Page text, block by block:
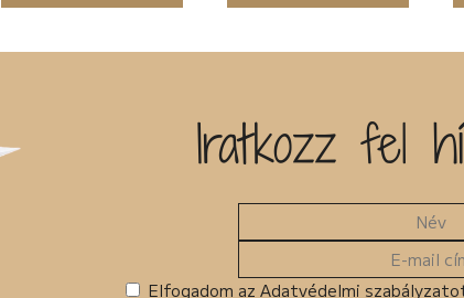
Iratkozz fel
Elfogadom az Adatvédelmi